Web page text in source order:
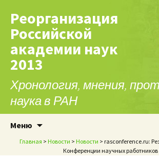
Реорганизация
Российской
академии наук
2013
Хронология, мнения,
наука в РАН
Меню
Главная > Новости > Новости > rasconference.ru:
Конференции научных работников